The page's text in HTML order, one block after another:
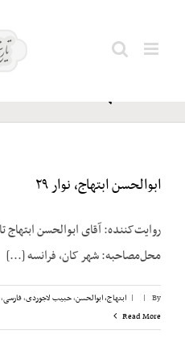
(Rockefeller.
David)
ابوالحسن ابتهاج، نوار ۲۹
محل‌مصاحبه: شهر کان، فرانسه [...]
By
|
| ابتهاج، ابوالحسن,حبیب لاجوردی,فارسی,
Read More